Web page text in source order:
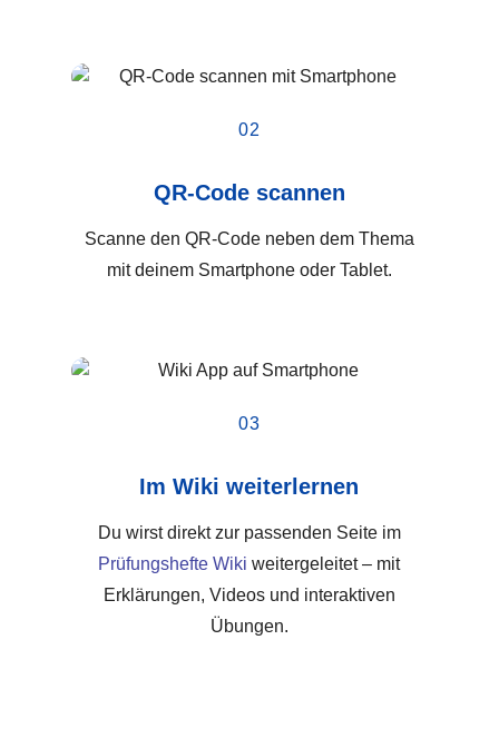
02
QR-Code scannen
Scanne den QR-Code neben dem Thema
mit deinem Smartphone oder Tablet.
03
Im Wiki weiterlernen
Du wirst direkt zur passenden Seite im
Prüfungshefte Wiki weitergeleitet – mit
Erklärungen, Videos und interaktiven
Übungen.